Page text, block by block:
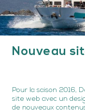
Nouveau
Pour la saison 2016,
site web avec un
de nouveaux